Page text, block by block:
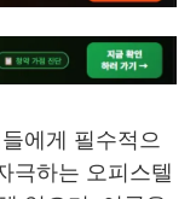
에게 필수적으
극하는 오피스텔